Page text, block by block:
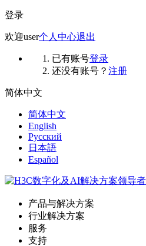
登录
欢迎user个人中心退出
已有账号登录
还没有账号？ 注册
简体中文
简体中文
English
Русский
日本語
Español
产品与解决方案
行业解决方案
服务
支持